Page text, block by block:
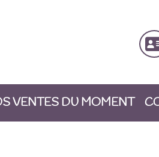
VENTES DU MOMENT